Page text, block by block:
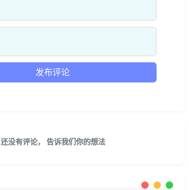
还没有评论， 告诉我们你的想法